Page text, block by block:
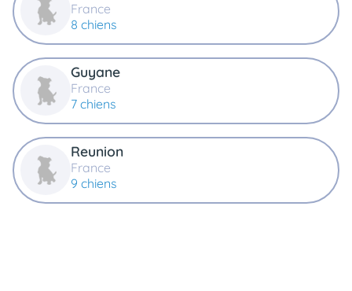
France
8 chiens
Guyane
France
7 chiens
Reunion
France
9 chiens